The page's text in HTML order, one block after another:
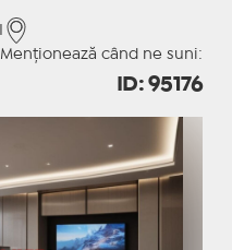
Menționează când ne suni:
ID: 95176